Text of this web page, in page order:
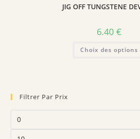
JIG OFF TUNGSTENE
6.40 €
Choix des options
Filtrer Par Prix
min